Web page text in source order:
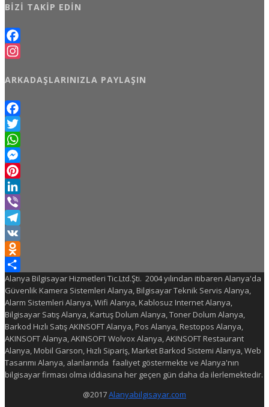
BIZI TAKIP EDIN
Facebook
ARKADAŞLARINIZLA PAYLAŞIN
Facebook
Twitter
WhatsApp
Messenger
Pinterest
LinkedIn
Viber
Telegram
VK
Odnoklassniki
Share
Alanya Bilgisayar Hizmetleri Tic.Ltd.Şti. 2004 yılından itibaren Alanya'da
Güvenlik Kamera Sistemleri Alanya, Bilgisayar Teknik Servis Alanya,
Alarm Sistemleri Alanya, Wifi Alanya, Kablosuz Internet Alanya,
Bilgisayar Satış Alanya, Kartuş Dolum Alanya, Toner Dolum Alanya,
Barkod Hızlı Satış AKINSOFT Alanya, Pos Alanya, Restopos Alanya,
AKINSOFT Alanya, AKINSOFT Wolvox Alanya, AKINSOFT Restaurant
Alanya, Mobil Garson, Hızlı Sipariş, Market Barkod Sistemi Alanya, Web
Tasarımı Alanya, alanlarında faaliyet göstermekte ve Alanya'nın
bilgisayar firması olma iddiasına her geçen gün daha da ilerlemektedir.
@2017Alanyabilgisayar.com